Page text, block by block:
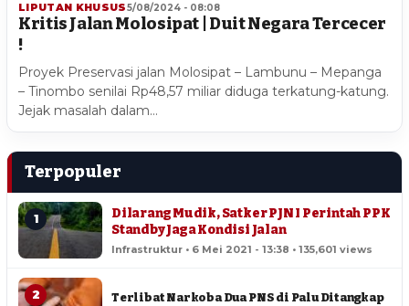
LIPUTAN KHUSUS5/08/2024 - 08:08
Kritis Jalan Molosipat | Duit Negara Tercecer
!
Proyek Preservasi jalan Molosipat – Lambunu – Mepanga
– Tinombo senilai Rp48,57 miliar diduga terkatung-katung.
Jejak masalah dalam…
Terpopuler
1
Dilarang Mudik, Satker PJN I Perintah PPK
Standby Jaga Kondisi Jalan
Infrastruktur • 6 Mei 2021 - 13:38 • 135,601 views
2 Terlibat Narkoba Dua PNS di Palu Ditangkap